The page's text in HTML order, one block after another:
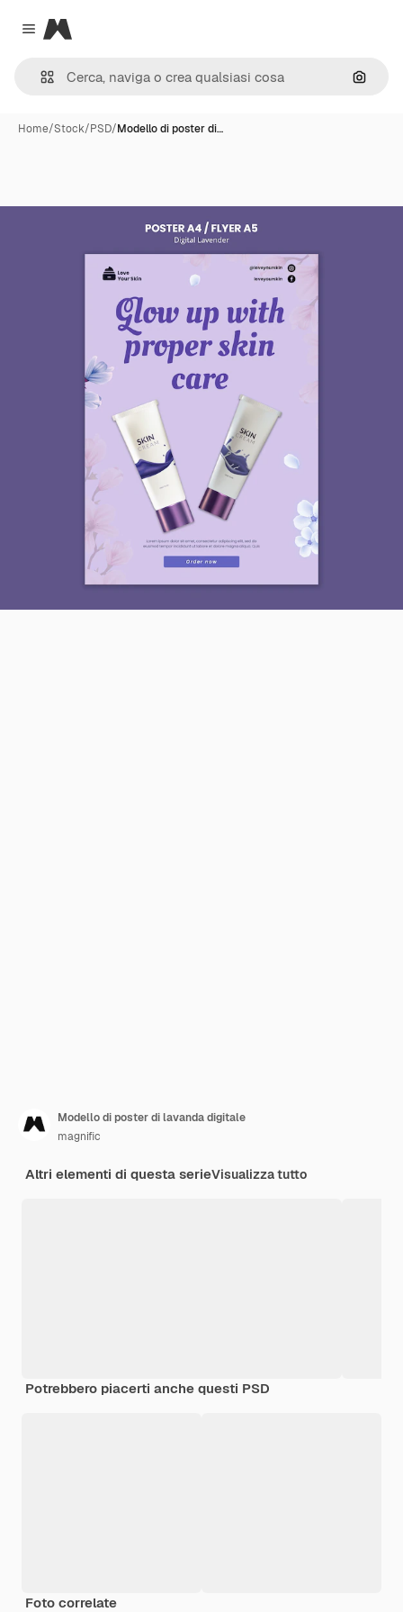
Close menu
Magnific
Cerca
Home/Stock/PSD/Modello di poster di…
Modello di poster di lavanda digitale
magnific
Altri elementi di questa serieVisualizza tutto
Potrebbero piacerti anche questi PSD
Foto correlate